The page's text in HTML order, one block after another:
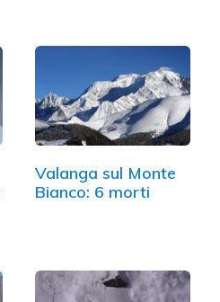
Valanga sul Monte
Bianco: 6 morti